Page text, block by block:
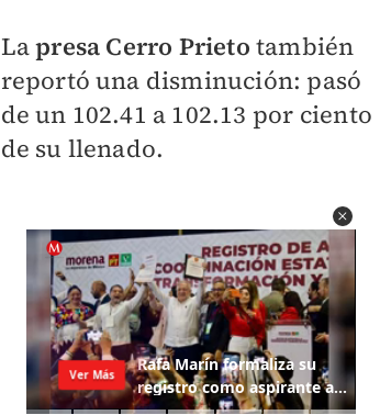
Lapresa Cerro Prieto también
reportó una disminución: pasó
de un 102.41 a 102.13 por ciento
de su llenado.